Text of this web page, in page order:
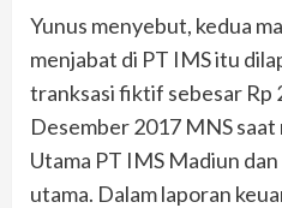
Yunus menyebut, kedua
menjabat di PT IMS itu
tranksasi fiktif sebesar Rp
Desember 2017 MNS
Utama PT IMS Madiun
utama. Dalam laporan